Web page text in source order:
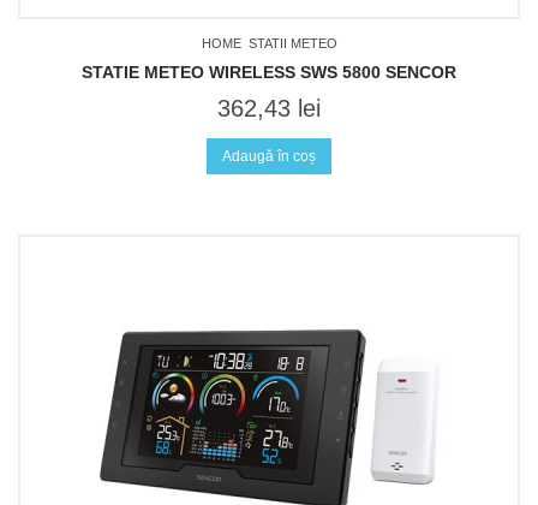
HOME STATII METEO
STATIE METEO WIRELESS SWS 5800 SENCOR
362,43 lei
Adaugă în coș